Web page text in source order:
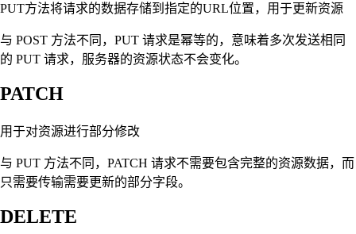
PUT方法将请求的数据存储到指定的URL位置，用于更新资源
与 POST 方法不同，PUT 请求是幂等的，意味着多次发送相同
的 PUT 请求，服务器的资源状态不会变化。
PATCH
用于对资源进行部分修改
与 PUT 方法不同，PATCH 请求不需要包含完整的资源数据，而
只需要传输需要更新的部分字段。
DELETE